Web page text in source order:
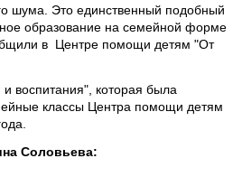
шума. Это единственный подобный
образование на семейной форме
в Центре помощи детям "От
воспитания", которая была
классы Центра помощи детям
Соловьева: